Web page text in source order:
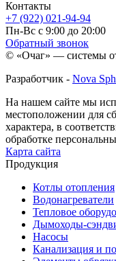
Контакты
+7 (922) 021-94-94
Пн-Вс с 9:00 до 20:00
Обратный звонок
© «Очаг» — системы
Разработчик - Nova
На нашем сайте мы
местоположении для
характера, в
обработке
Карта сайта
Продукция
Котлы отопления
Водонагреватели
Тепловое
Дымоходы-
Насосы
Канализация и